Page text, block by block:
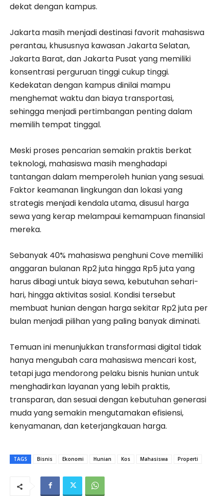
dekat dengan kampus.
Jakarta masih menjadi destinasi favorit mahasiswa
perantau, khususnya kawasan Jakarta Selatan,
Jakarta Barat, dan Jakarta Pusat yang memiliki
konsentrasi perguruan tinggi cukup tinggi.
Kedekatan dengan kampus dinilai mampu
menghemat waktu dan biaya transportasi,
sehingga menjadi pertimbangan penting dalam
memilih tempat tinggal.
Meski proses pencarian semakin praktis berkat
teknologi, mahasiswa masih menghadapi
tantangan dalam memperoleh hunian yang sesuai.
Faktor keamanan lingkungan dan lokasi yang
strategis menjadi kendala utama, disusul harga
sewa yang kerap melampaui kemampuan finansial
mereka.
Sebanyak 40% mahasiswa penghuni Cove memiliki
anggaran bulanan Rp2 juta hingga Rp5 juta yang
harus dibagi untuk biaya sewa, kebutuhan sehari-
hari, hingga aktivitas sosial. Kondisi tersebut
membuat hunian dengan harga sekitar Rp2 juta per
bulan menjadi pilihan yang paling banyak diminati.
Temuan ini menunjukkan transformasi digital tidak
hanya mengubah cara mahasiswa mencari kost,
tetapi juga mendorong pelaku bisnis hunian untuk
menghadirkan layanan yang lebih praktis,
transparan, dan sesuai dengan kebutuhan generasi
muda yang semakin mengutamakan efisiensi,
kenyamanan, dan keterjangkauan harga.
TAGS Bisnis Ekonomi Hunian Kos Mahasiswa Properti